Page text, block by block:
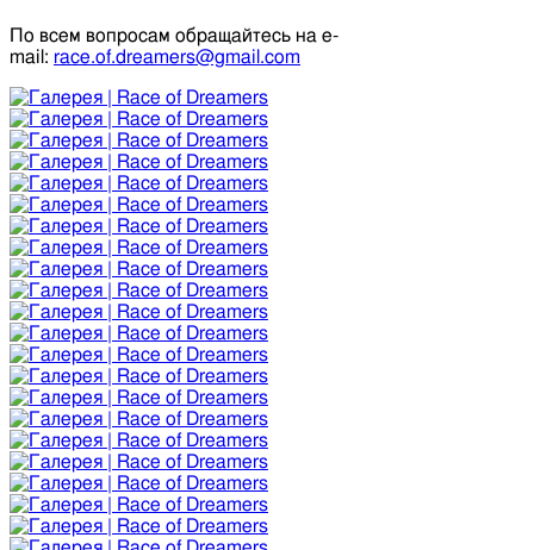
По всем вопросам обращайтесь на e-
mail: race.of.dreamers@gmail.com